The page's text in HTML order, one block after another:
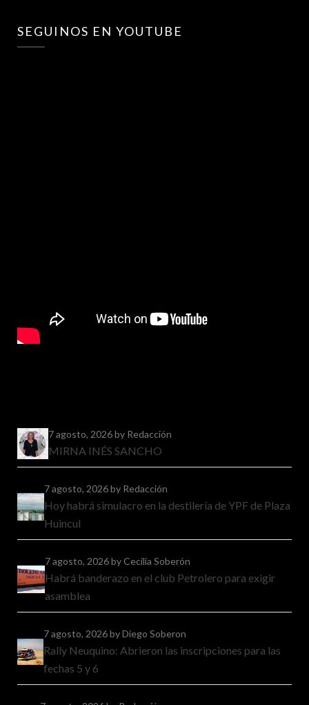
SEGUINOS EN YOUTUBE
7 agosto, 2026by Redacción
MIRNA INÉS SANCHO
7 agosto, 2026by Redacción
Hoy habrá simulacro en la destilería de YPF de Plaza
Huincul
7 agosto, 2026by Cecilia Soberón
Habrá banderazo en el club Petrolero para exigir
asamblea
7 agosto, 2026by Diego Soberon
Rally Neuquino: Abrieron las inscripciones para las
fechas 5 y 6